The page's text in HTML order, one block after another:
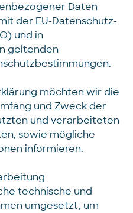
Daten
der EU-Datenschutz-
und in
geltenden
möchten wir die
und Zweck der
und verarbeiteten
sowie mögliche
informieren.
technische und
umgesetzt, um